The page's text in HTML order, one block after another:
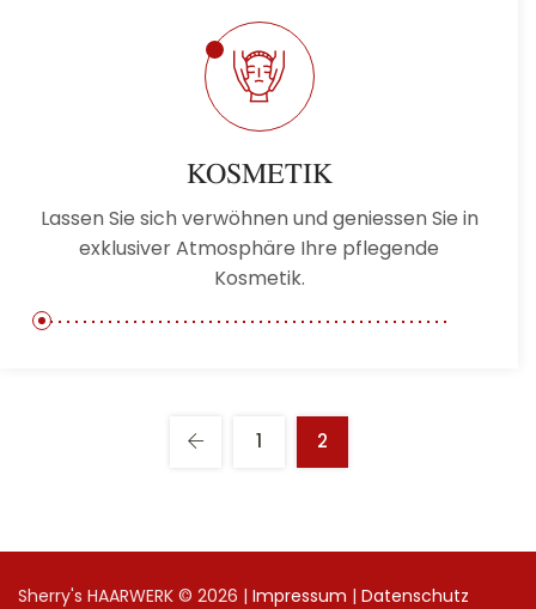
KOSMETIK
Lassen Sie sich verwöhnen und geniessen Sie in
exklusiver Atmosphäre Ihre pflegende
Kosmetik.
1 2
Sherry's HAARWERK © 2026 | Impressum | Datenschutz